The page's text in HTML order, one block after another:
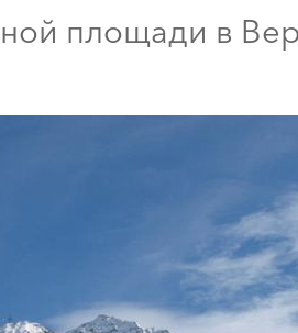
площади в